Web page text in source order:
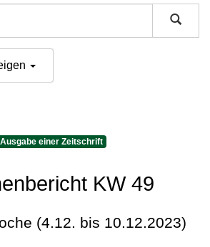
der
einer Zeitschrift
KW 49
(4.12. bis 10.12.2023)